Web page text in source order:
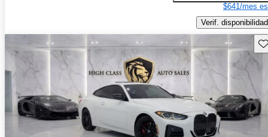
$641/mes
Verif. disponibilidad